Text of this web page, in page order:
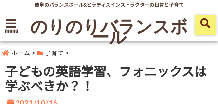
岐阜のバランスボール&ピラティスインストラクターの日常と子育て
menu のりのりバランスボ
ール
ホーム > 子育て >
子どもの英語学習、フォニックスは
学ぶべきか？！